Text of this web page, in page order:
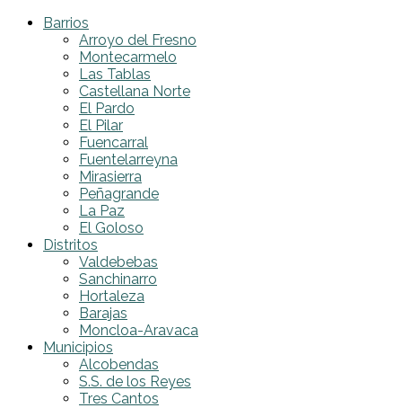
Barrios
Arroyo del Fresno
Montecarmelo
Las Tablas
Castellana Norte
El Pardo
El Pilar
Fuencarral
Fuentelarreyna
Mirasierra
Peñagrande
La Paz
El Goloso
Distritos
Valdebebas
Sanchinarro
Hortaleza
Barajas
Moncloa-Aravaca
Municipios
Alcobendas
S.S. de los Reyes
Tres Cantos